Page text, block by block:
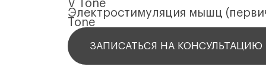
V Tone
Электростимуляция мышц
Tone
ЗАПИСАТЬСЯ НА КОНСУЛЬТАЦИЮ